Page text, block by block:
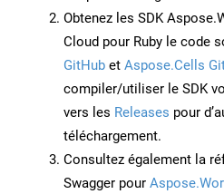
Obtenez les SDK
Cloud pour Ruby le code
GitHub et Aspose.Cells
compiler/utiliser le SDK
vers les Releases pour
téléchargement.
Consultez également la
Swagger pour